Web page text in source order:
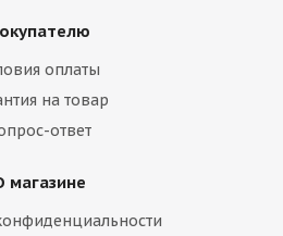
оплаты
на товар
ответ
магазине